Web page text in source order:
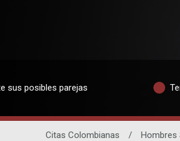
sus posibles parejas
Citas Colombianas / Hombres